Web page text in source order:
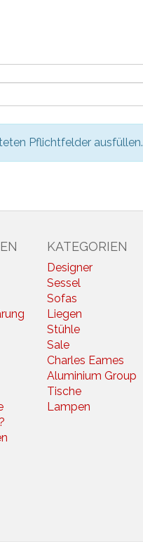
Pflichtfelder ausfüllen.
KATEGORIEN
Designer
Sessel
Sofas
Liegen
Stühle
Sale
Charles Eames
Aluminium Group
Tische
Lampen